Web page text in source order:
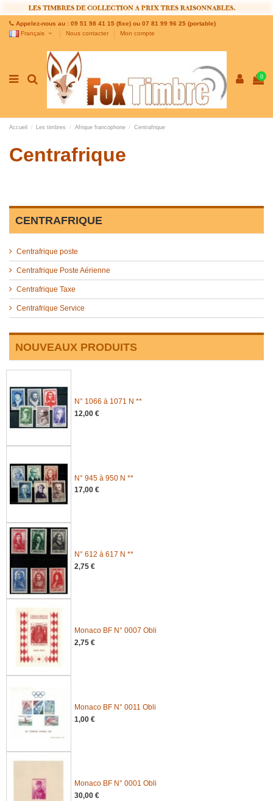
Appelez-nous au : 09 51 98 41 15 (fixe) ou 07 81 99 96 25 (portable)
Français
Nous contacter Mon compte
0
Accueil Les timbres Afrique francophone Centrafrique
Centrafrique
CENTRAFRIQUE
Centrafrique poste
Centrafrique Poste Aérienne
Centrafrique Taxe
Centrafrique Service
NOUVEAUX PRODUITS
N° 1066 à 1071 N **
12,00 €
N° 945 à 950 N **
17,00 €
N° 612 à 617 N **
2,75 €
Monaco BF N° 0007 Obli
2,75 €
Monaco BF N° 0011 Obli
1,00 €
Monaco BF N° 0001 Obli
30,00 €